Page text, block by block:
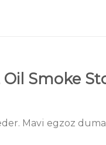
Oil Smoke
Mavi egzoz